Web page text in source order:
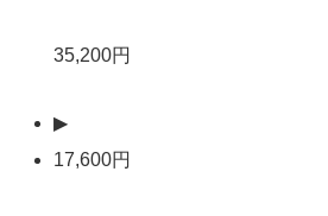
35,200円
▶
17,600円